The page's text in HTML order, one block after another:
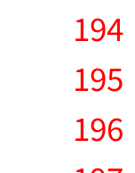
194
195
196